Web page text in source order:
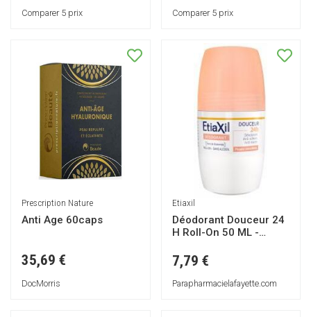
Comparer 5 prix Comparer 5 prix
Prescription Nature
Anti Age 60caps
35,69 €
DocMorris
Etiaxil
Déodorant Douceur 24
H Roll-On 50 ML -
7,79 €
Parapharmacielafayette.com